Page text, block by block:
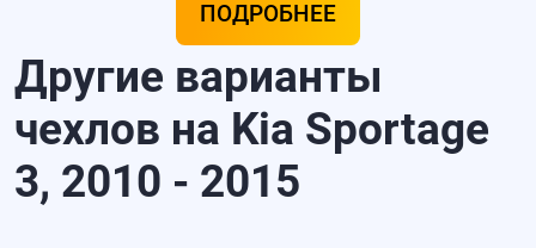
ПОДРОБНЕЕ
Другие варианты
чехлов на Kia Sportage
3, 2010 - 2015